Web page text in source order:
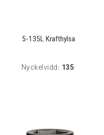
5-135L Krafthylsa
Nyckelvidd : 135